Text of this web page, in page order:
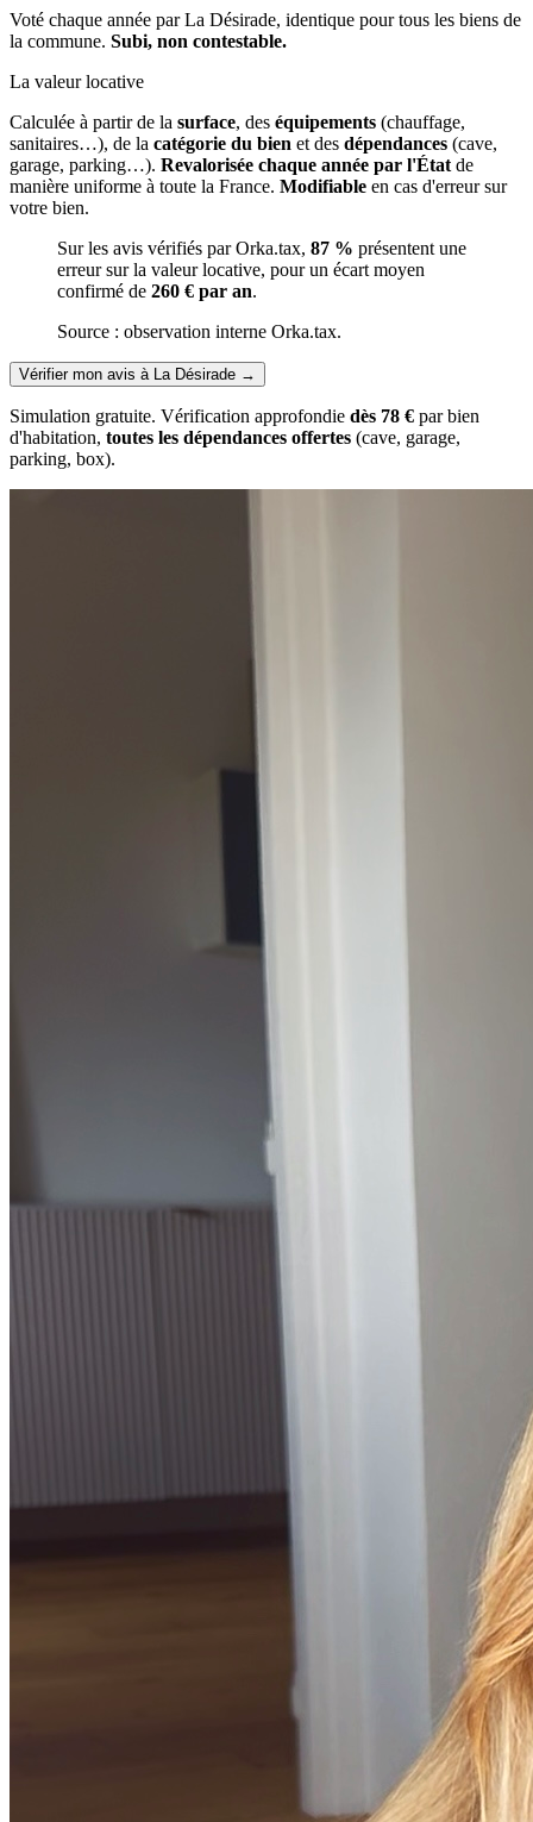
Voté chaque année par La Désirade, identique pour tous les biens de
la commune. Subi, non contestable.
La valeur locative
Calculée à partir de la surface, des équipements (chauffage,
sanitaires…), de la catégorie du bien et des dépendances (cave,
garage, parking…). Revalorisée chaque année par l'État de
manière uniforme à toute la France. Modifiable en cas d'erreur sur
votre bien.
Sur les avis vérifiés par Orka.tax, 87 % présentent une
erreur sur la valeur locative, pour un écart moyen
confirmé de 260 € par an.
Source : observation interne Orka.tax.
Vérifier mon avis à La Désirade →
Simulation gratuite. Vérification approfondie dès 78 € par bien
d'habitation, toutes les dépendances offertes (cave, garage,
parking, box).